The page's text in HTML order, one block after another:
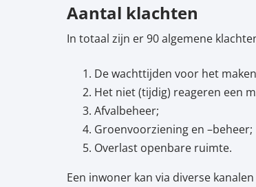
Aantal klachten
In totaal zijn er 90 algemene
De wachttijden voor het
Het niet (tijdig) reageren een
Afvalbeheer;
Groenvoorziening en –beheer;
Overlast openbare ruimte.
Een inwoner kan via diverse